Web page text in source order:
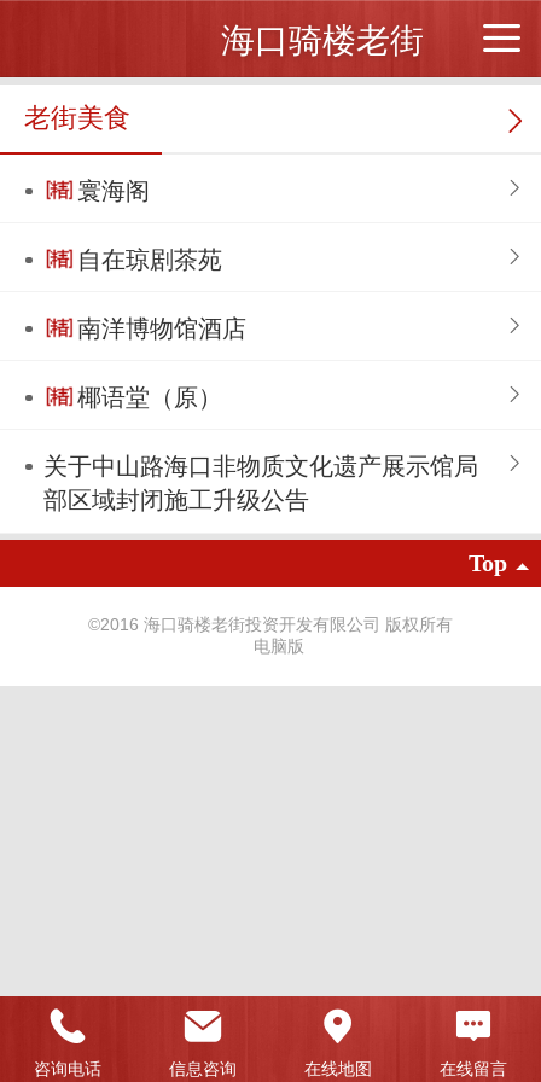
海口骑楼老街
老街美食
寰海阁
自在琼剧茶苑
南洋博物馆酒店
椰语堂（原）
关于中山路海口非物质文化遗产展示馆局
部区域封闭施工升级公告
Top
©2016 海口骑楼老街投资开发有限公司 版权所有
电脑版
咨询电话 信息咨询 在线地图 在线留言